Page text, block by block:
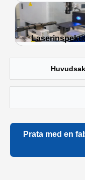
Prata med en